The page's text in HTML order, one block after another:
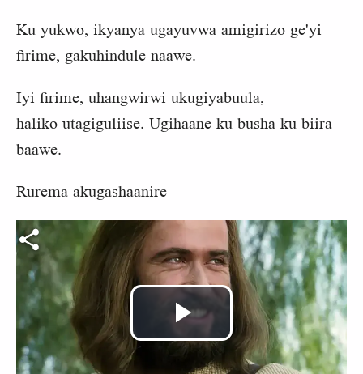
Ku yukwo, ikyanya ugayuvwa amigirizo ge'yi
firime, gakuhindule naawe.
Iyi firime, uhangwirwi ukugiyabuula,
haliko utagiguliise. Ugihaane ku busha ku biira
baawe.
Rurema akugashaanire
Lire